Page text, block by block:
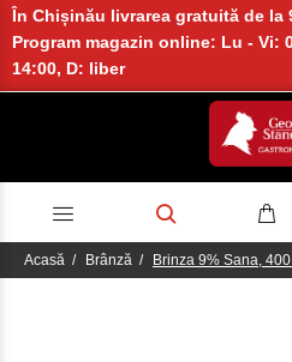
În Chișinău livrarea gratuită de la
Program magazin online: Lu - Vi:
14:00, D: liber
Acasă Brânză Brinza 9% Sana,